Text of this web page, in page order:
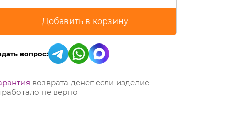
вопрос:
возврата денег если изделие
не верно